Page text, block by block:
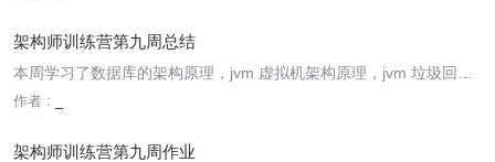
架构师训练营第九周总结
本周学习了数据库的架构原理，jvm 虚拟机架构原理，jvm 垃圾回收
性能分析，java 代码优化的技巧以及原理，系统性能优化案例（实现
作者 :
架构师训练营第九周作业